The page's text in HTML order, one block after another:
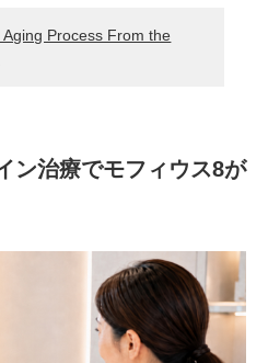
Process From the
ン治療でモフィウス8が